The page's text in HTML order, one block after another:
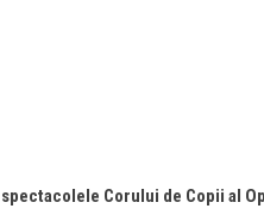
Corului de Copii al